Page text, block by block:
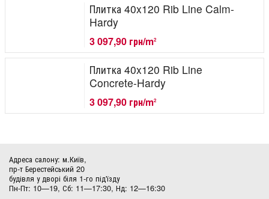
Плитка 40x120 Rib Line Calm-
Hardy
3 097,90 грн/m2
Плитка 40x120 Rib Line
Concrete-Hardy
3 097,90 грн/m2
Адреса салону: м.Київ,
пр-т Берестейський 20
будівля у дворі біля 1-го під'їзду
Пн-Пт: 10—19, Сб: 11—17:30, Нд: 12—16:30